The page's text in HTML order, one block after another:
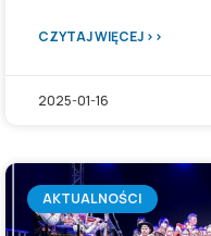
CZYTAJ WIĘCEJ >>
2025-01-16
AKTUALNOŚCI